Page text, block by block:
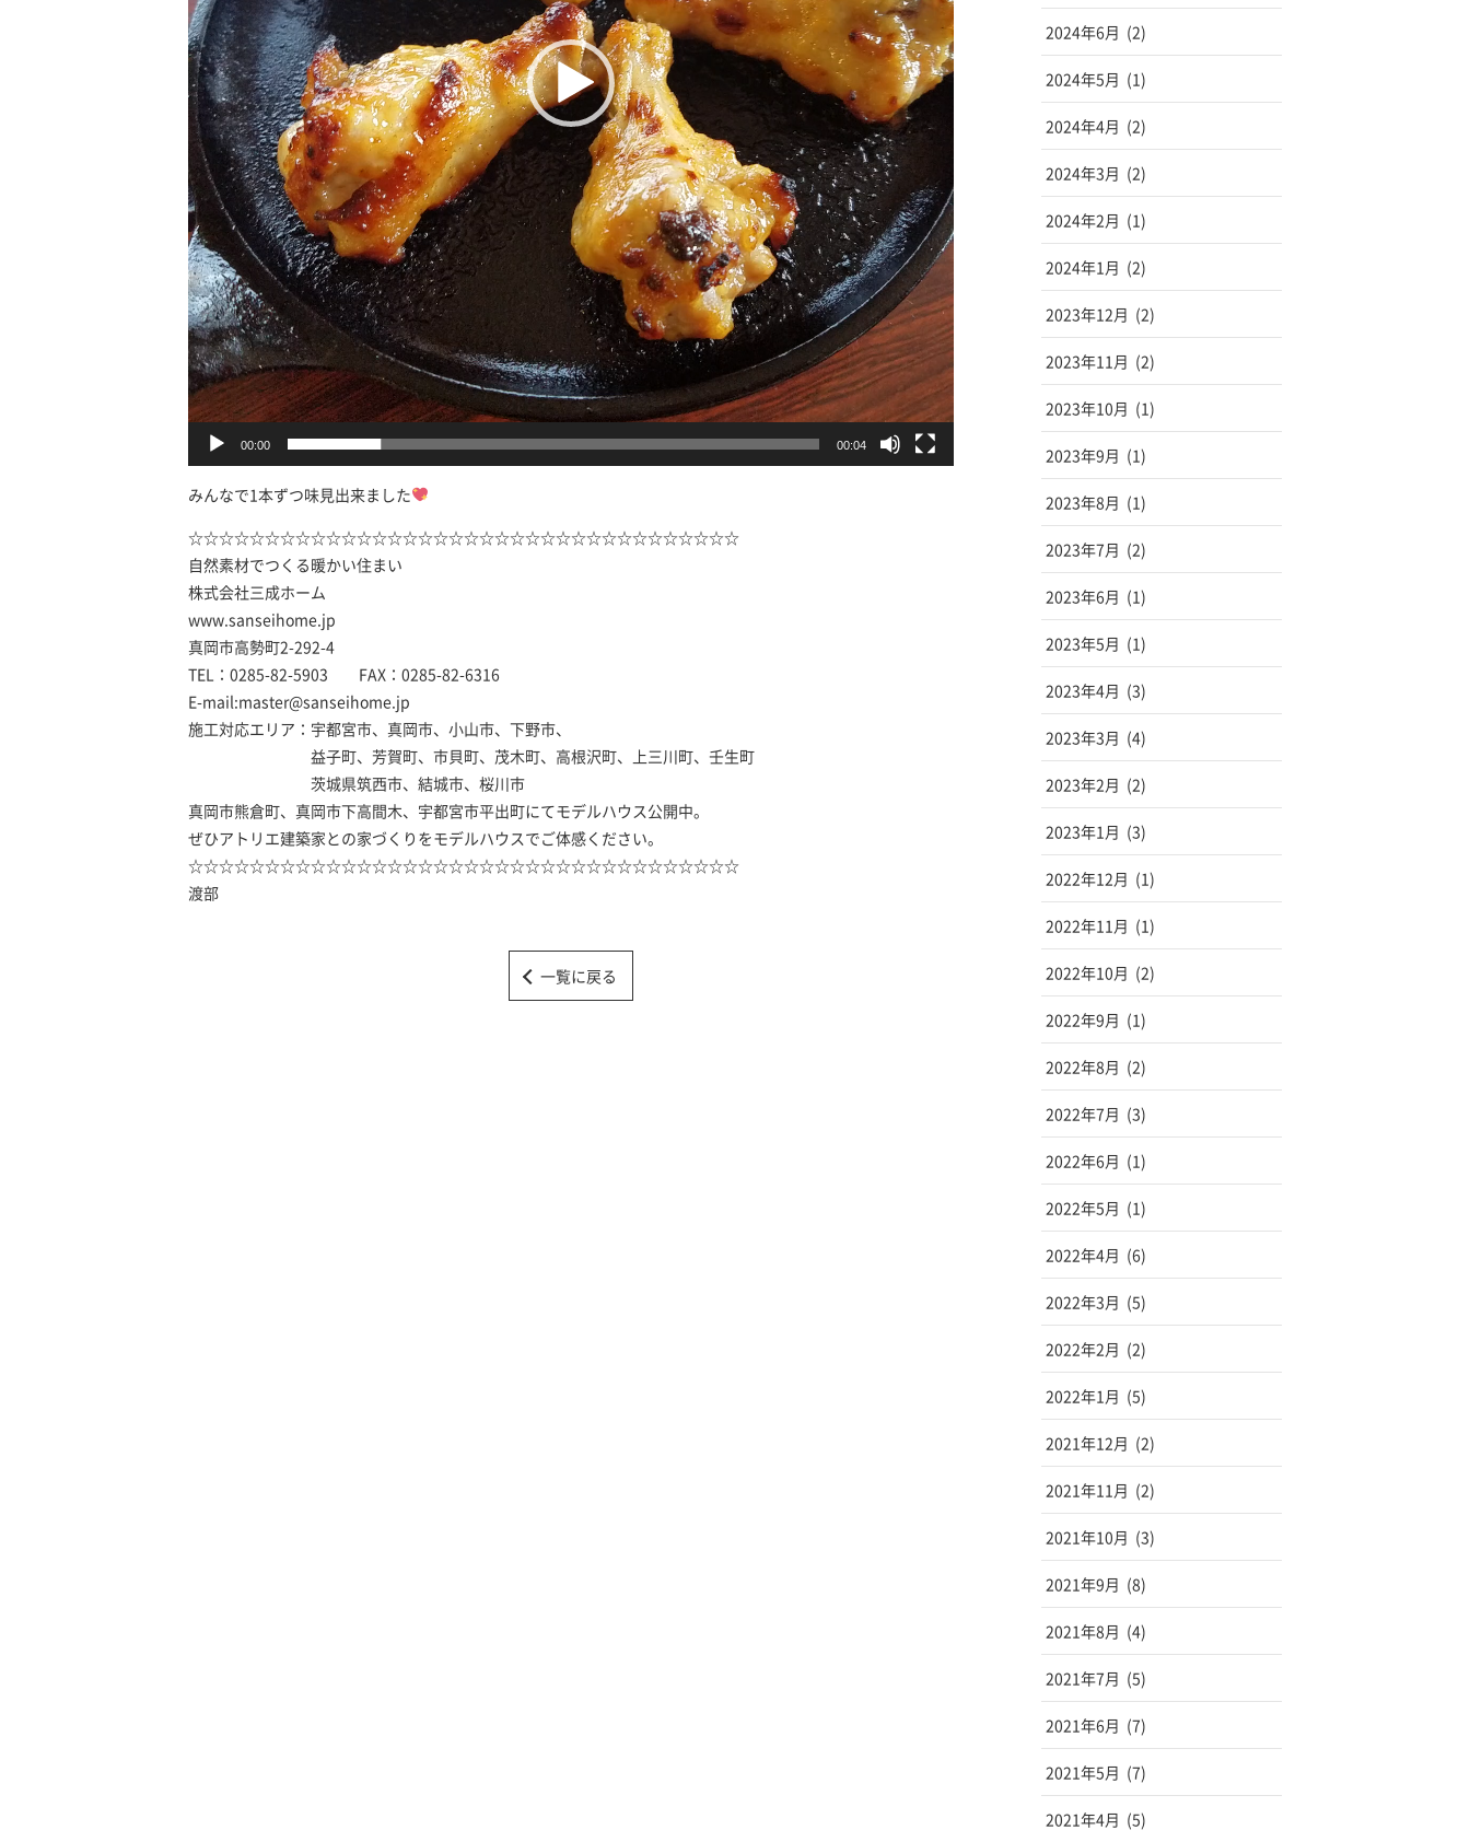
00:00 00:04
みんなで1本ずつ味見出来ました
☆☆☆☆☆☆☆☆☆☆☆☆☆☆☆☆☆☆☆☆☆☆☆☆☆☆☆☆☆☆☆☆☆☆☆☆
自然素材でつくる暖かい住まい
株式会社三成ホーム
www.sanseihome.jp
真岡市高勢町2-292-4
TEL：0285-82-5903 FAX：0285-82-6316
E-mail:master@sanseihome.jp
施工対応エリア：宇都宮市、真岡市、小山市、下野市、
益子町、芳賀町、市貝町、茂木町、高根沢町、上三川町、壬生町
茨城県筑西市、結城市、桜川市
真岡市熊倉町、真岡市下高間木、宇都宮市平出町にてモデルハウス公開中。
ぜひアトリエ建築家との家づくりをモデルハウスでご体感ください。
☆☆☆☆☆☆☆☆☆☆☆☆☆☆☆☆☆☆☆☆☆☆☆☆☆☆☆☆☆☆☆☆☆☆☆☆
渡部
一覧に戻る
2024年6月 (2)
2024年5月 (1)
2024年4月 (2)
2024年3月 (2)
2024年2月 (1)
2024年1月 (2)
2023年12月 (2)
2023年11月 (2)
2023年10月 (1)
2023年9月 (1)
2023年8月 (1)
2023年7月 (2)
2023年6月 (1)
2023年5月 (1)
2023年4月 (3)
2023年3月 (4)
2023年2月 (2)
2023年1月 (3)
2022年12月 (1)
2022年11月 (1)
2022年10月 (2)
2022年9月 (1)
2022年8月 (2)
2022年7月 (3)
2022年6月 (1)
2022年5月 (1)
2022年4月 (6)
2022年3月 (5)
2022年2月 (2)
2022年1月 (5)
2021年12月 (2)
2021年11月 (2)
2021年10月 (3)
2021年9月 (8)
2021年8月 (4)
2021年7月 (5)
2021年6月 (7)
2021年5月 (7)
2021年4月 (5)